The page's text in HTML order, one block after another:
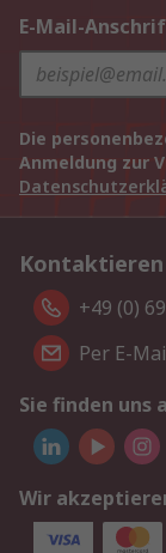
E-Mail-
Die
Anmeldung zur
Kontaktieren
+49 (0)
Per E-
Sie finden uns
Wir